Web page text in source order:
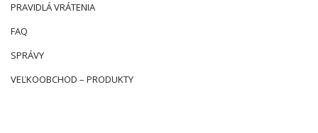
PRAVIDLÁ VRÁTENIA
FAQ
SPRÁVY
VEĽKOOBCHOD – PRODUKTY